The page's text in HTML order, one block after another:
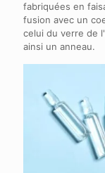
fabriquées en
fusion avec un
celui du verre de
ainsi un anneau.